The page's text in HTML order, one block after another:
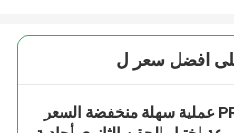
افضل سعر ل
PRT-I عملية سهلة منخفضة السعر